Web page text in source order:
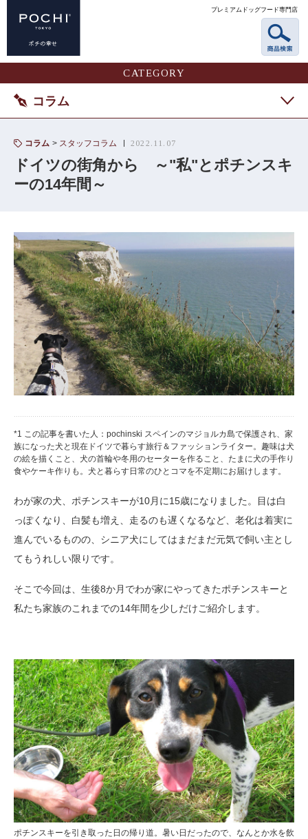
プレミアムドッグフード専門店
CATEGORY
コラム
コラム スタッフコラム 2022.11.07
ドイツの街角から ～"私"とポチンスキ
ーの14年間～
*1 この記事を書いた人：pochinski スペインのマジョルカ島で保護され、家
族になった犬と現在ドイツで暮らす旅行＆ファッションライター。趣味は犬
の絵を描くこと、犬の首輪や冬用のセーターを作ること、たまに犬の手作り
食やケーキ作りも。犬と暮らす日常のひとコマを不定期にお届けします。
わが家の犬、ポチンスキーが10月に15歳になりました。目は白
っぽくなり、白髪も増え、走るのも遅くなるなど、老化は着実に
進んでいるものの、シニア犬にしてはまだまだ元気で飼い主とし
てもうれしい限りです。
そこで今回は、生後8か月でわが家にやってきたポチンスキーと
私たち家族のこれまでの14年間を少しだけご紹介します。
ポチンスキーを引き取った日の帰り道。暑い日だったので、なんとか水を飲